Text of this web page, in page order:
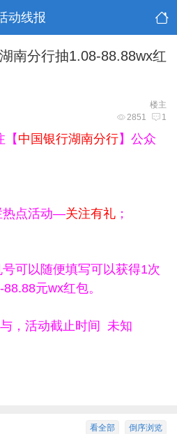
动线报
南分行抽1.08-88.88wx红
楼主
2851 1
中国银行湖南分行】公众
点活动—关注有礼 ；
以随便填写可以获得1次
元wx红包。
活动截止时间 未知
倒序浏览
看全部